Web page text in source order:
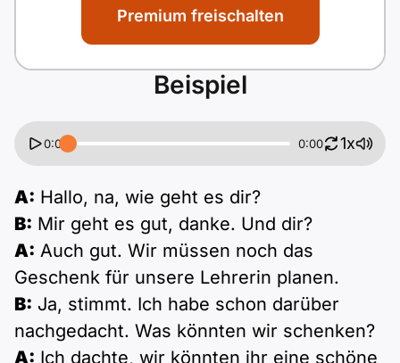
Motivationsbriefe
Premium freischalten
Beispiel
0:00 0:00 1x
A: Hallo, na, wie geht es dir?
B: Mir geht es gut, danke. Und dir?
A: Auch gut. Wir müssen noch das
Geschenk für unsere Lehrerin planen.
B: Ja, stimmt. Ich habe schon darüber
nachgedacht. Was könnten wir schenken?
A: Ich dachte, wir könnten ihr eine schöne